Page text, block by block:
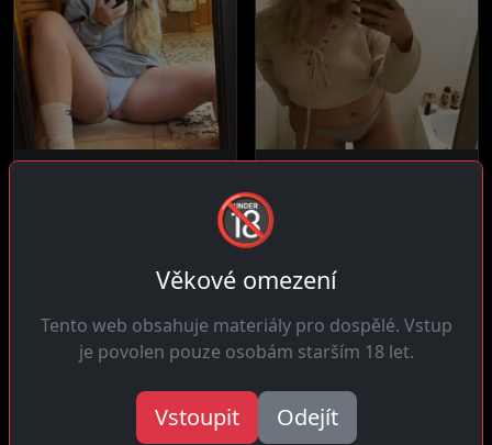
Tereza, 32 let Miroslava, 34 let
Křenovice
Čau! Jsem tady abych měla
zbytečného...
🔞
Věkové omezení
Tento web obsahuje materiály pro dospělé. Vstup
je povolen pouze osobám starším 18 let.
Vstoupit Odejít